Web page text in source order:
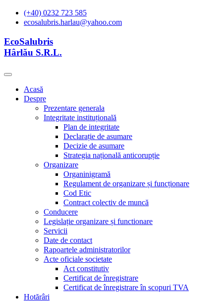
(+40) 0232 723 585
ecosalubris.harlau@yahoo.com
EcoSalubris
Hârlău S.R.L.
Acasă
Despre
Prezentare generala
Integritate instituțională
Plan de integritate
Declarație de asumare
Decizie de asumare
Strategia națională anticorupție
Organizare
Organinigramă
Regulament de organizare și funcționare
Cod Etic
Contract colectiv de muncă
Conducere
Legislație organizare și functionare
Servicii
Date de contact
Rapoartele administratorilor
Acte oficiale societate
Act constitutiv
Certificat de înregistrare
Certificat de înregistrare în scopuri TVA
Hotărâri